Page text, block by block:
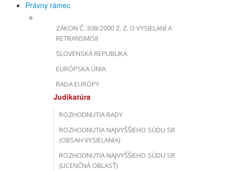
Právny rámec
ZÁKON Č. 308/2000 Z. Z. O VYSIELANÍ A
RETRANSMISII
SLOVENSKÁ REPUBLIKA
EURÓPSKA ÚNIA
RADA EURÓPY
Judikatúra
ROZHODNUTIA RADY
ROZHODNUTIA NAJVYŠŠIEHO SÚDU SR
(OBSAH VYSIELANIA)
ROZHODNUTIA NAJVYŠŠIEHO SÚDU SR
(LICENČNÁ OBLASŤ)